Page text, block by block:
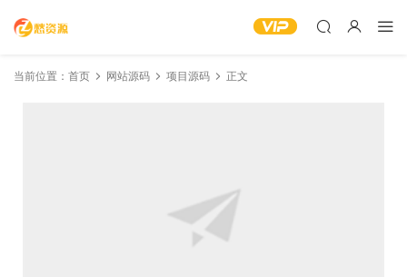
当前位置： 首页 网站源码 项目源码 正文